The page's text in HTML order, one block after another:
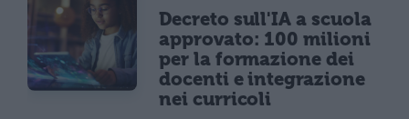
Decreto sull'IA a scuola
approvato: 100 milioni
per la formazione dei
docenti e integrazione
nei curricoli